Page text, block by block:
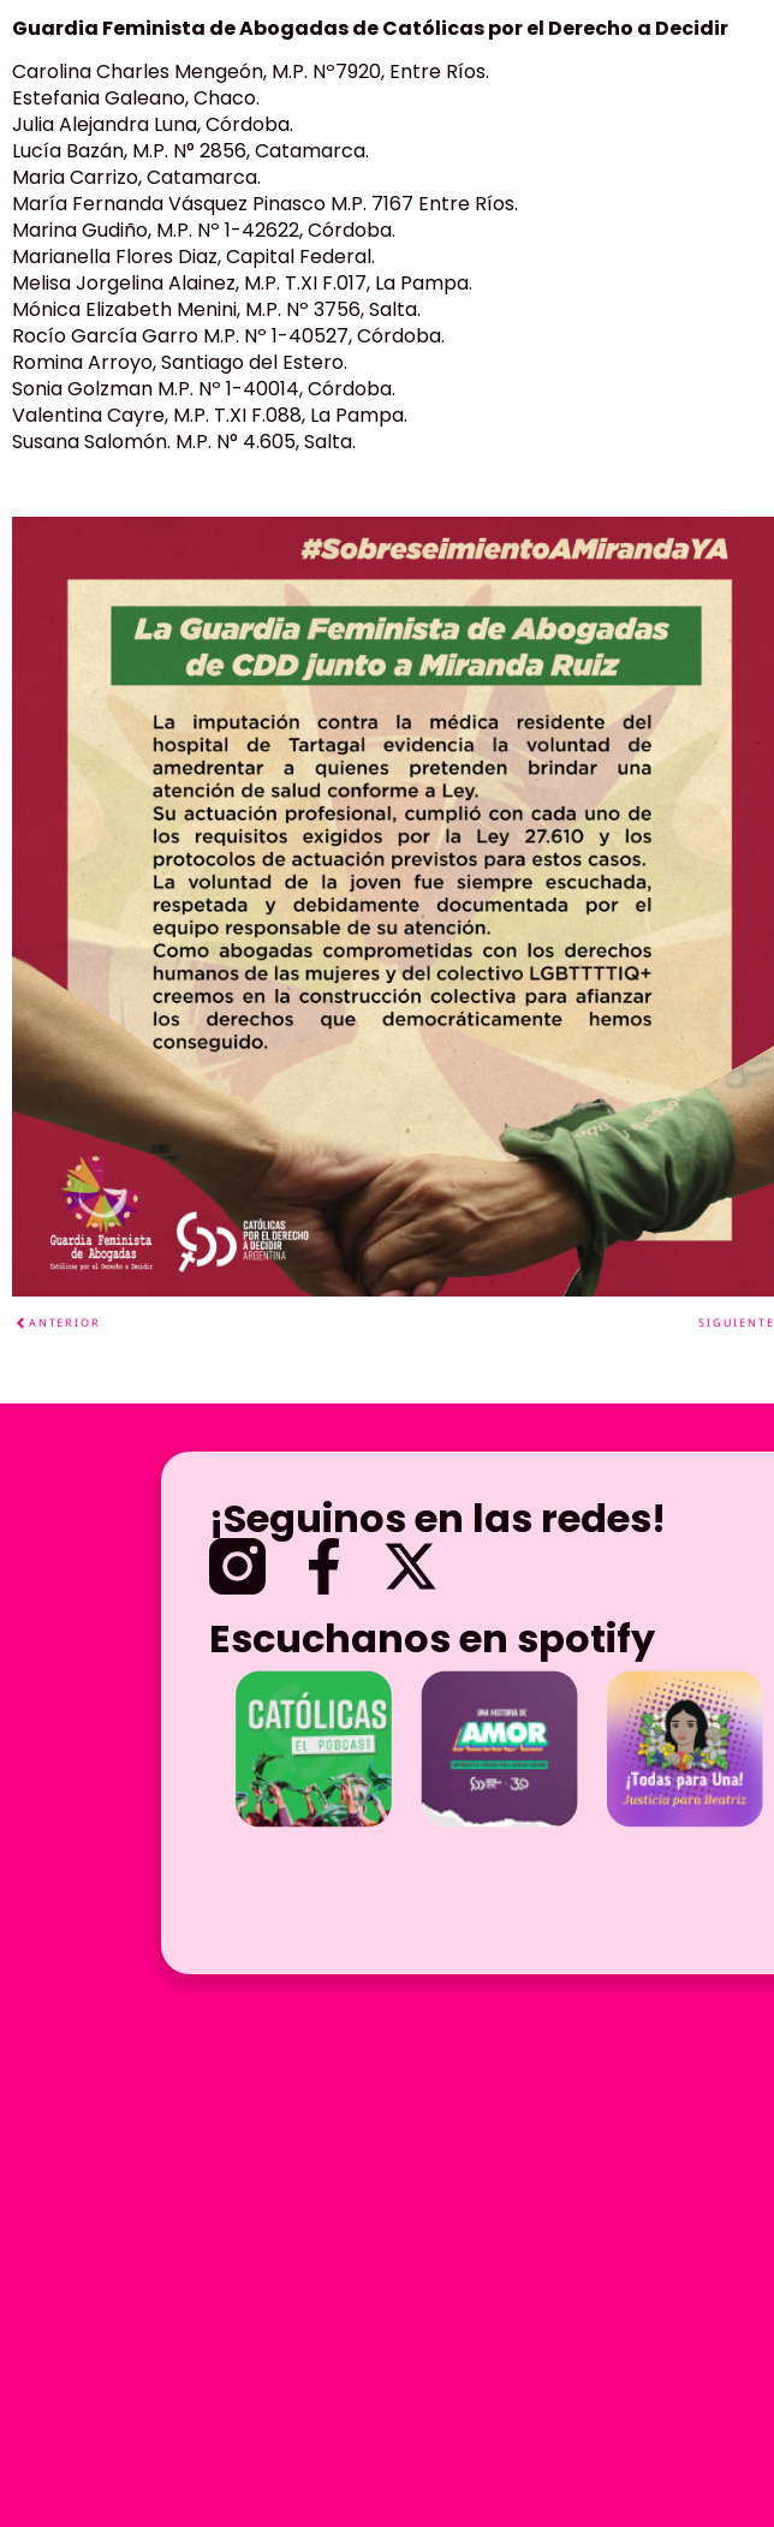
Guardia Feminista de Abogadas de Católicas por el Derecho a Decidir
Carolina Charles Mengeón, M.P. Nº7920, Entre Ríos.
Estefania Galeano, Chaco.
Julia Alejandra Luna, Córdoba.
Lucía Bazán, M.P. N° 2856, Catamarca.
Maria Carrizo, Catamarca.
María Fernanda Vásquez Pinasco M.P. 7167 Entre Ríos.
Marina Gudiño, M.P. Nº 1-42622, Córdoba.
Marianella Flores Diaz, Capital Federal.
Melisa Jorgelina Alainez, M.P. T.XI F.017, La Pampa.
Mónica Elizabeth Menini, M.P. Nº 3756, Salta.
Rocío García Garro M.P. Nº 1-40527, Córdoba.
Romina Arroyo, Santiago del Estero.
Sonia Golzman M.P. Nº 1-40014, Córdoba.
Valentina Cayre, M.P. T.XI F.088, La Pampa.
Susana Salomón. M.P. N° 4.605, Salta.
ANTERIOR SIGUIENTE
¡Seguinos en las redes!
Escuchanos en spotify